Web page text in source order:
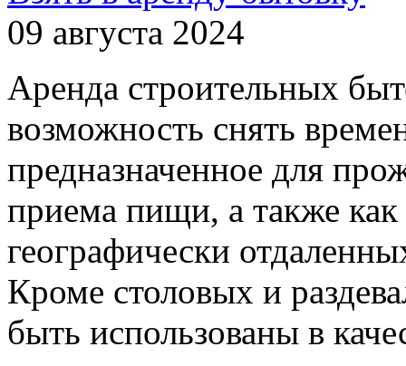
09 августа 2024
Аренда строительных
возможность снять
предназначенное для
приема пищи, а также как
географически
Кроме столовых и
быть использованы в